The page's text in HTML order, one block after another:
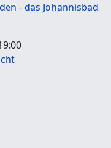
- das Johannisbad